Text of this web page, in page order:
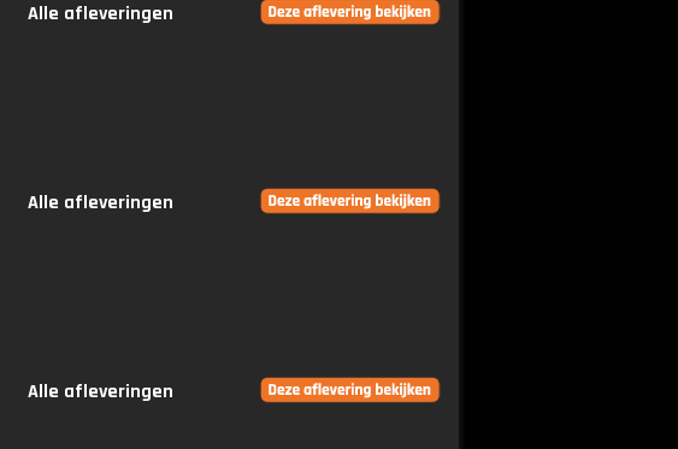
Alle afleveringen
Alle afleveringen
Alle afleveringen